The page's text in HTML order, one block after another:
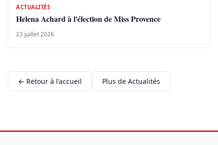
ACTUALITÉS
Helena Achard à l'élection de Miss Provence
23 juillet 2026
← Retour à l'accueil Plus de Actualités